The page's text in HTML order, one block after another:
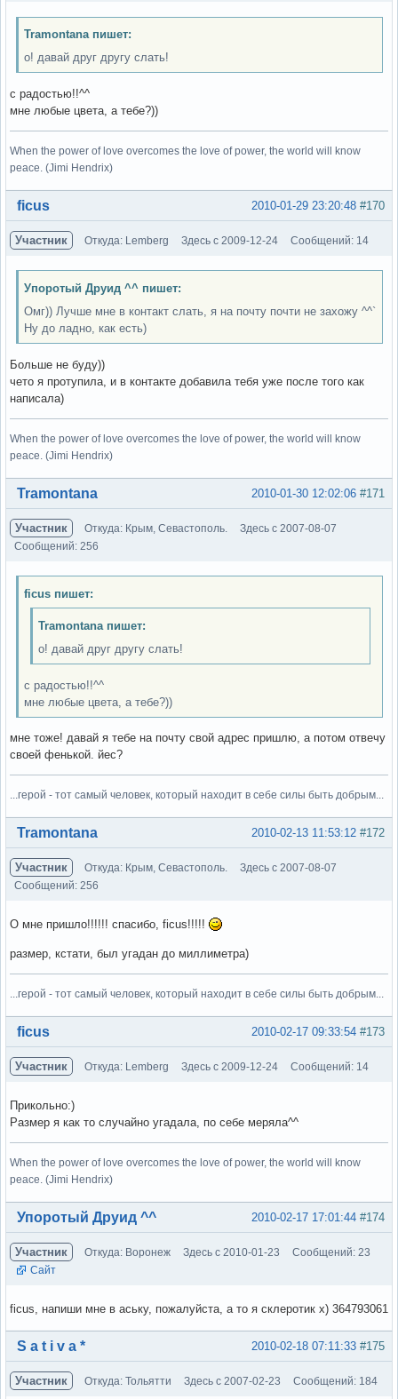
Tramontana пишет:
о! давай друг другу слать!
с радостью!!^^
мне любые цвета, а тебе?))
When the power of love overcomes the love of power, the world will know
peace. (Jimi Hendrix)
Вне форума #170
2010-01-29 23:20:48
ficus
Участник Откуда: Lemberg Здесь с 2009-12-24 Сообщений: 14
Упоротый Друид ^^ пишет:
Омг)) Лучше мне в контакт слать, я на почту почти не захожу ^^`
Ну до ладно, как есть)
Больше не буду))
чето я протупила, и в контакте добавила тебя уже после того как
написала)
When the power of love overcomes the love of power, the world will know
peace. (Jimi Hendrix)
Вне форума #171
2010-01-30 12:02:06
Tramontana
Участник Откуда: Крым, Севастополь.
Здесь с 2007-08-07
Сообщений: 256
ficus пишет:
Tramontana пишет:
о! давай друг другу слать!
с радостью!!^^
мне любые цвета, а тебе?))
мне тоже! давай я тебе на почту свой адрес пришлю, а потом отвечу
своей фенькой. йес?
...герой - тот самый человек, который находит в себе силы быть добрым...
Вне форума #172
2010-02-13 11:53:12
Tramontana
Участник Откуда: Крым, Севастополь.
Здесь с 2007-08-07
Сообщений: 256
О мне пришло!!!!!! спасибо, ficus!!!!!
размер, кстати, был угадан до миллиметра)
...герой - тот самый человек, который находит в себе силы быть добрым...
Вне форума #173
2010-02-17 09:33:54
ficus
Участник Откуда: Lemberg Здесь с 2009-12-24 Сообщений: 14
Прикольно:)
Размер я как то случайно угадала, по себе меряла^^
When the power of love overcomes the love of power, the world will know
peace. (Jimi Hendrix)
Вне форума #174
2010-02-17 17:01:44
Упоротый Друид ^^
Участник Откуда: Воронеж Здесь с 2010-01-23
Сообщений: 23
Сайт
ficus, напиши мне в аську, пожалуйста, а то я склеротик х) 364793061
Вне форума #175
2010-02-18 07:11:33
S a t i v a *
Участник Откуда: Тольятти Здесь с 2007-02-23 Сообщений: 184